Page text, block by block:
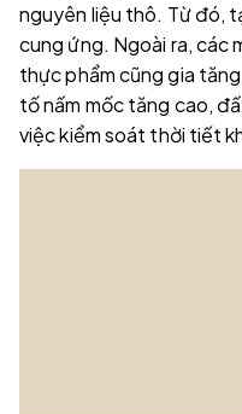
nguyên liệu thô. Từ đó,
cung ứng. Ngoài ra, các
thực phẩm cũng gia
tố nấm mốc tăng cao,
việc kiểm soát thời tiết